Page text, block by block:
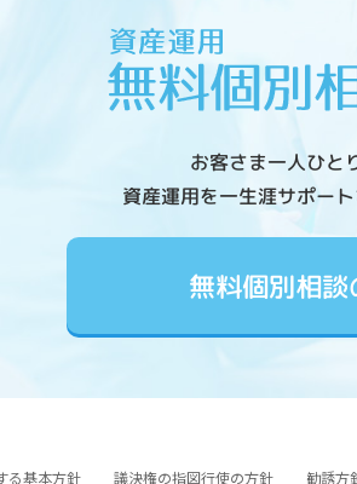
お客さま一人ひと
資産運用を一生涯サポー
無料個別相
る基本方針 議決権の指図行使の方針 勧誘方